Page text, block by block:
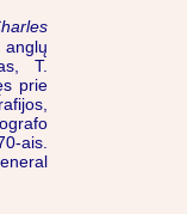
anglų
T.
prie
ais.